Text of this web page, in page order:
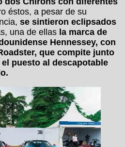
éstos, a pesar de su
se sintieron eclipsados
una de ellas la marca de
Hennessey, con
que compite junto
puesto al descapotable